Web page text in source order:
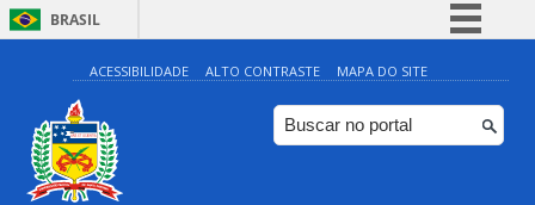
BRASIL
Simplifique!
Comunica BR
Participe
ACESSIBILIDADE ALTO CONTRASTE MAPA DO SITE